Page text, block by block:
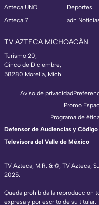
Azteca UNO
Azteca 7
Deportes
adn
TV AZTECA MICHOACÁN
Turismo 20,
Cinco de Diciembre,
58280 Morelia, Mich.
TV Azteca, M.R. & ©, TV Azteca,
2025.
Queda prohibida la reproducción
expresa y por escrito de su titular.
Aviso de privacidad
Promo
Programa de
Defensor de Audiencias y
Televisora del Valle de México